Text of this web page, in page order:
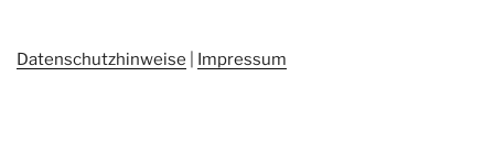
Datenschutzhinweise Impressum